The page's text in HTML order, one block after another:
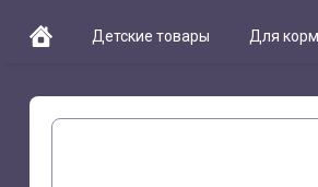
Детские товары Для